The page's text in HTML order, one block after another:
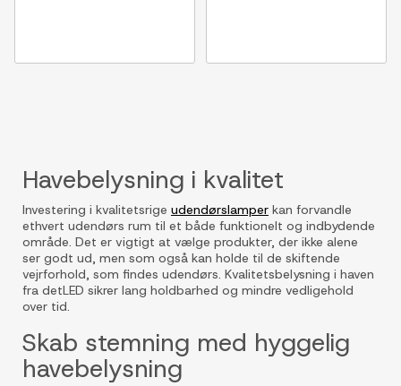
Havebelysning i kvalitet
Investering i kvalitetsrige udendørslamper kan forvandle
ethvert udendørs rum til et både funktionelt og indbydende
område. Det er vigtigt at vælge produkter, der ikke alene
ser godt ud, men som også kan holde til de skiftende
vejrforhold, som findes udendørs. Kvalitetsbelysning i haven
fra detLED sikrer lang holdbarhed og mindre vedligehold
over tid.
Skab stemning med hyggelig
havebelysning